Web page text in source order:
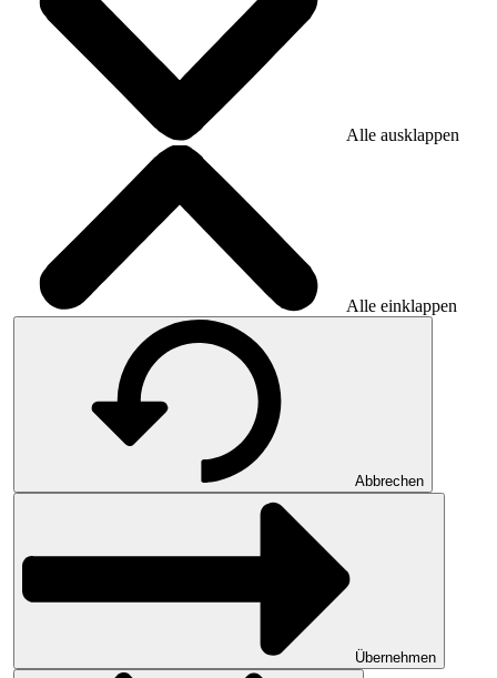
Alle ausklappen
Alle einklappen
Abbrechen
Übernehmen